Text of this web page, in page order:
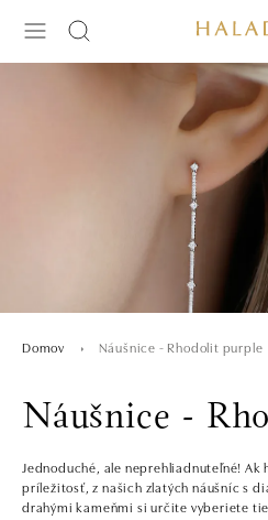
Domov Náušnice - Rhodolit purple
Náušnice -
Jednoduché, ale neprehliadnuteľné! Ak
príležitosť, z našich zlatých náušníc s
drahými kameňmi si určite vyberiete tie